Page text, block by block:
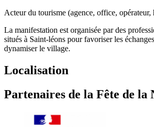
Acteur du tourisme (agence, office, opérateur,
La manifestation est organisée par des
situés à Saint-léons pour favoriser les
dynamiser le village.
Localisation
Partenaires de la Fête de la